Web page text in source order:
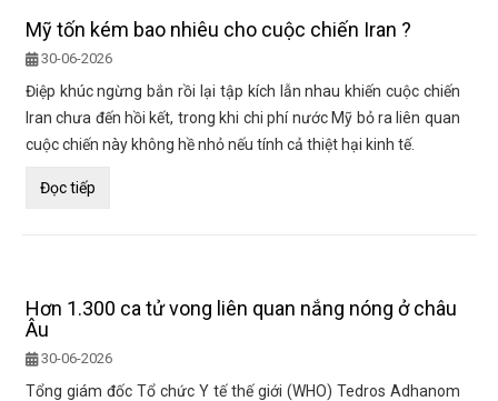
Mỹ tốn kém bao nhiêu cho cuộc chiến Iran ?
30-06-2026
Điệp khúc ngừng bắn rồi lại tập kích lẫn nhau khiến cuộc chiến
Iran chưa đến hồi kết, trong khi chi phí nước Mỹ bỏ ra liên quan
cuộc chiến này không hề nhỏ nếu tính cả thiệt hại kinh tế.
Đọc tiếp
Hơn 1.300 ca tử vong liên quan nắng nóng ở châu
Âu
30-06-2026
Tổng giám đốc Tổ chức Y tế thế giới (WHO) Tedros Adhanom